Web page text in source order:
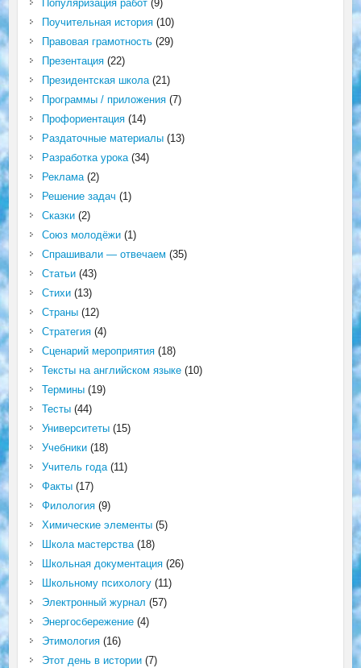
Популяризация работ(9)
Поучительная история(10)
Правовая грамотность(29)
Презентация(22)
Президентская школа(21)
Программы / приложения(7)
Профориентация(14)
Раздаточные материалы(13)
Разработка урока(34)
Реклама(2)
Решение задач (1)
Сказки(2)
Союз молодёжи(1)
Спрашивали — отвечаем (35)
Статьи(43)
Стихи(13)
Страны(12)
Стратегия(4)
Сценарий мероприятия(18)
Тексты на английском языке(10)
Термины(19)
Тесты(44)
Университеты(15)
Учебники(18)
Учитель года(11)
Факты(17)
Филология(9)
Химические элементы(5)
Школа мастерства(18)
Школьная документация(26)
Школьному психологу(11)
Электронный журнал (57)
Энергосбережение(4)
Этимология(16)
Этот день в истории(7)